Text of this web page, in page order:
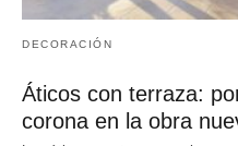
DECORACIÓN
Áticos con terraza:
corona en la obra